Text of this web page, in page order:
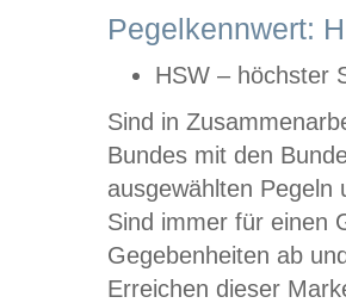
Pegelkennwert:
HSW – höchster
Sind in
Bundes mit den
ausgewählten
Sind immer für einen
Gegebenheiten ab
Erreichen dieser